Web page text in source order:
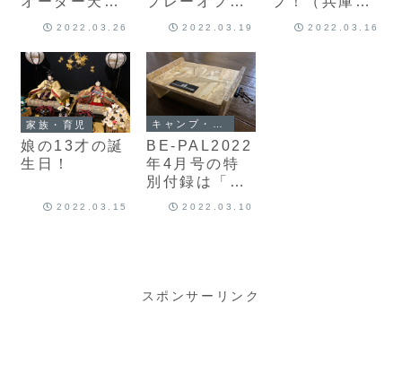
た♪
2022.03.26
ボルン・ビク
トリー」を観
戦してきまし
2022.03.19 2022.03.16
家族・育児
娘の13才の誕
生日！
2022.03.15
BE-PAL2022
年4月号の特
別付録は「ソ
ロキャン・ア
2022.03.10
スポンサーリンク